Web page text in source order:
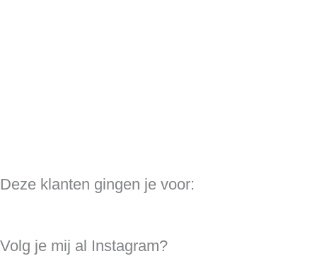
Deze klanten gingen je voor:
Volg je mij al Instagram?